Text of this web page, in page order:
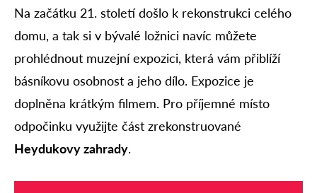
Na začátku 21. století došlo k rekonstrukci celého
domu, a tak si v bývalé ložnici navíc můžete
prohlédnout muzejní expozici, která vám přiblíží
básníkovu osobnost a jeho dílo. Expozice je
doplněna krátkým filmem. Pro příjemné místo
odpočinku využijte část zrekonstruované
Heydukovy zahrady.